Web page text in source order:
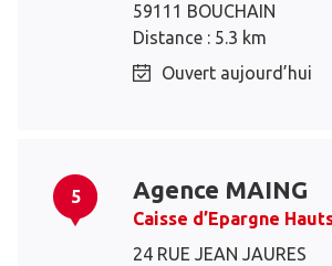
59111 BOUCHAIN
Distance : 5.3 km
Ouvert aujourd’hui
5 Agence MAING
Caisse d’Epargne
24 RUE JEAN JAURES